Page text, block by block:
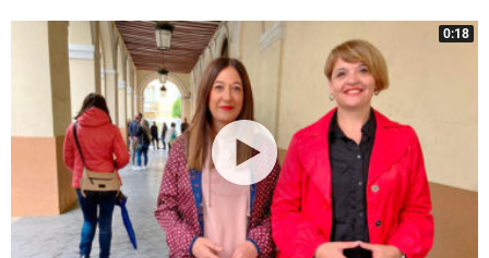
0:18